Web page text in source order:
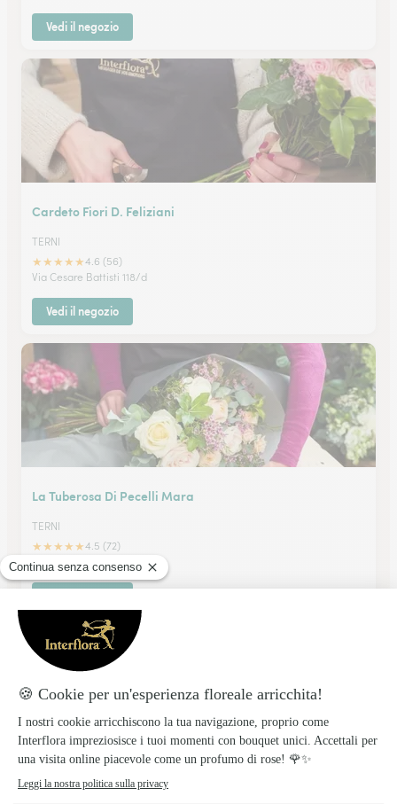
Vedi il negozio
Cardeto Fiori D. Feliziani
TERNI
★★★★★4.6 (56)
Via Cesare Battisti 118/d
Vedi il negozio
La Tuberosa Di Pecelli Mara
TERNI
★★★★★4.5 (72)
Via Ponte d'Oro, 1
L’Orchidea Sas